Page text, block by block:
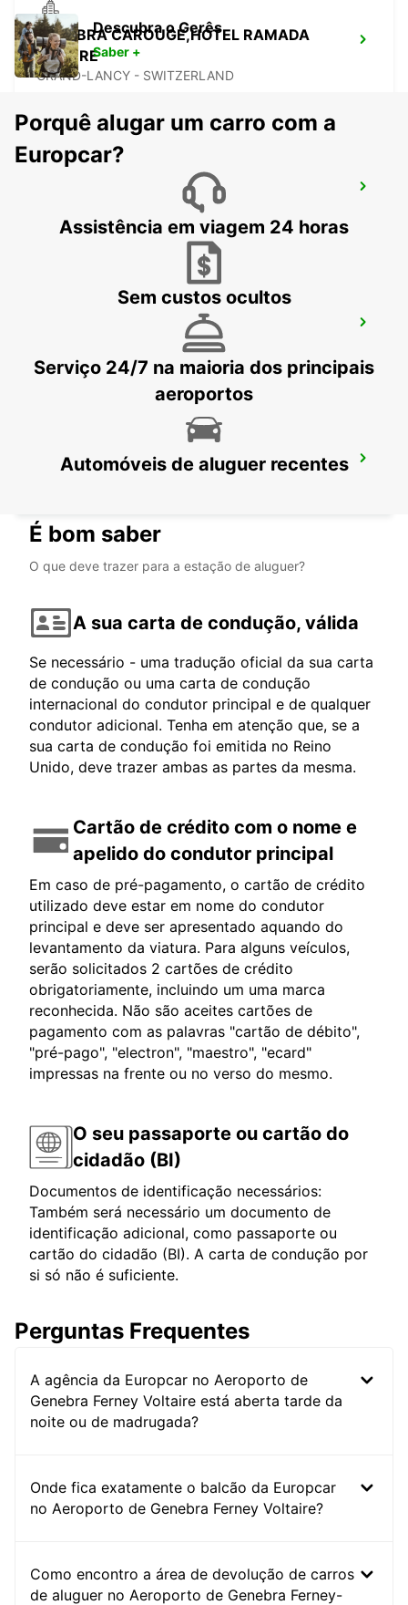
GENEBRA CAROUGE,HOTEL RAMADA
ENCORE
GRAND-LANCY - SWITZERLAND
THONON-LES-BAINS
Descubra o Gerês
Saber +
Porquê alugar um carro com a
Europcar?
Assistência em viagem 24 horas
Sem custos ocultos
Serviço 24/7 na maioria dos principais
aeroportos
Automóveis de aluguer recentes
É bom saber
O que deve trazer para a estação de aluguer?
A sua carta de condução, válida
Se necessário - uma tradução oficial da sua carta
de condução ou uma carta de condução
internacional do condutor principal e de qualquer
condutor adicional. Tenha em atenção que, se a
sua carta de condução foi emitida no Reino
Unido, deve trazer ambas as partes da mesma.
Cartão de crédito com o nome e
apelido do condutor principal
Em caso de pré-pagamento, o cartão de crédito
utilizado deve estar em nome do condutor
principal e deve ser apresentado aquando do
levantamento da viatura. Para alguns veículos,
serão solicitados 2 cartões de crédito
obrigatoriamente, incluindo um uma marca
reconhecida. Não são aceites cartões de
pagamento com as palavras "cartão de débito",
"pré-pago", "electron", "maestro", "ecard"
impressas na frente ou no verso do mesmo.
O seu passaporte ou cartão do
cidadão (BI)
Documentos de identificação necessários:
Também será necessário um documento de
identificação adicional, como passaporte ou
cartão do cidadão (BI). A carta de condução por
si só não é suficiente.
Perguntas Frequentes
A agência da Europcar no Aeroporto de
Genebra Ferney Voltaire está aberta tarde da
noite ou de madrugada?
Onde fica exatamente o balcão da Europcar
no Aeroporto de Genebra Ferney Voltaire?
Como encontro a área de devolução de carros
de aluguer no Aeroporto de Genebra Ferney-